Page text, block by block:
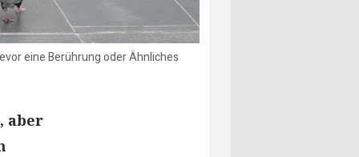
eine Berührung oder Ähnliches
aber